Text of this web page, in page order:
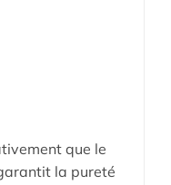
que le
la pureté